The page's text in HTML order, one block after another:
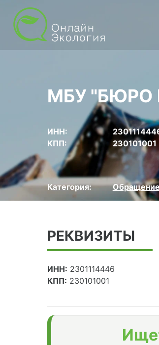
МБУ "БЮРО
ИНН:
КПП:
230101001
Категория:
РЕКВИЗИТЫ
ИНН: 2301114446
КПП: 230101001